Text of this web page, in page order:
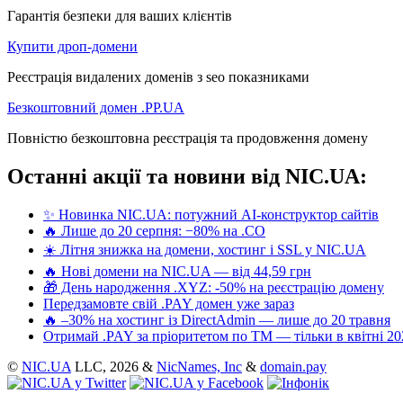
Гарантія безпеки для ваших клієнтів
Купити дроп-домени
Реєстрація видалених доменів з seo показниками
Безкоштовний домен .PP.UA
Повністю безкоштовна реєстрація та продовження домену
Останні акції та новини від NIC.UA:
✨ Новинка NIC.UA: потужний AI-конструктор сайтів
🔥 Лише до 20 серпня: −80% на .CO
☀️ Літня знижка на домени, хостинг і SSL у NIC.UA
🔥 Нові домени на NIC.UA — від 44,59 грн
🎁 День народження .XYZ: -50% на реєстрацію домену
Передзамовте свій .PAY домен уже зараз
🔥 –30% на хостинг із DirectAdmin — лише до 20 травня
Отримай .PAY за пріоритетом по ТМ — тільки в квітні
© NIC.UA LLC, 2026 & NicNames, Inc & domain.pay